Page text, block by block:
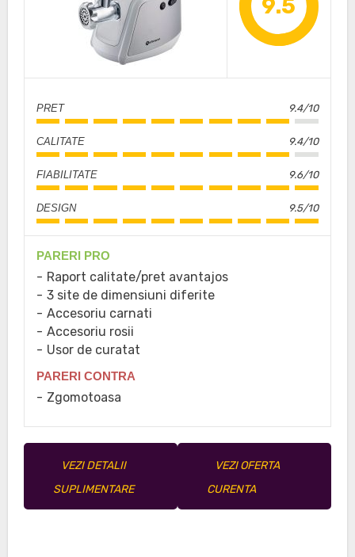
9.5
PRET 9.4/10
CALITATE 9.4/10
FIABILITATE 9.6/10
DESIGN 9.5/10
PARERI PRO
Raport calitate/pret avantajos
3 site de dimensiuni diferite
Accesoriu carnati
Accesoriu rosii
Usor de curatat
PARERI CONTRA
Zgomotoasa
VEZI DETALII
SUPLIMENTARE
VEZI OFERTA
CURENTA